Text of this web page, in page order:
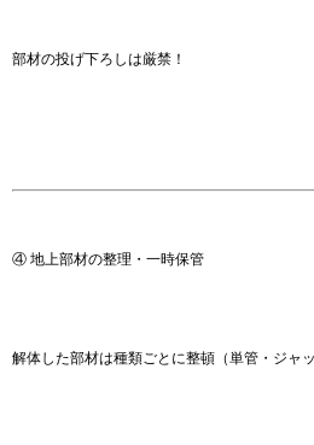
部材の投げ下ろしは厳禁！
④ 地上部材の整理・一時保管
解体した部材は種類ごとに整頓（単管・ジャ